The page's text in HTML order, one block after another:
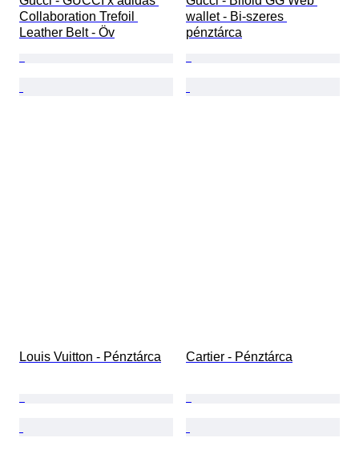
Collaboration Trefoil
Leather Belt - Öv
wallet - Bi-szeres
pénztárca
Louis Vuitton - Pénztárca Cartier - Pénztárca